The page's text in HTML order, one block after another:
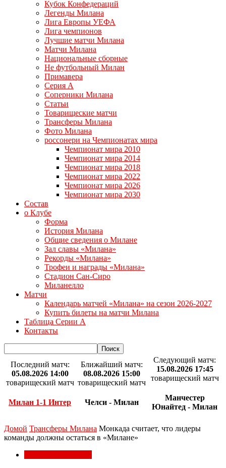
Кубок Конфедераций
Легенды Милана
Лига Европы УЕФА
Лига чемпионов
Лучшие матчи Милана
Матчи Милана
Национальные сборные
Не футбольный Милан
Примавера
Серия А
Соперники Милана
Статьи
Товарищеские матчи
Трансферы Милана
Фото Милана
россонери на Чемпионатах мира
Чемпионат мира 2010
Чемпионат мира 2014
Чемпионат мира 2018
Чемпионат мира 2022
Чемпионат мира 2026
Чемпионат мира 2030
Состав
о Клубе
Форма
История Милана
Общие сведения о Милане
Зал славы «Милана»
Рекорды «Милана»
Трофеи и награды «Милана»
Стадион Сан-Сиро
Миланелло
Матчи
Календарь матчей «Милана» на сезон 2026-2027
Купить билеты на матчи Милана
Таблица Серии А
Контакты
Последний матч:
05.08.2026 14:00
товарищеский матч
Милан 1-1 Интер
Ближайший матч:
08.08.2026 15:00
товарищеский матч
Челси - Милан
Следующий матч:
15.08.2026 17:45
товарищеский матч
Манчестер
Юнайтед - Милан
Домой Трансферы Милана Монкада считает, что лидеры
команды должны остаться в «Милане»